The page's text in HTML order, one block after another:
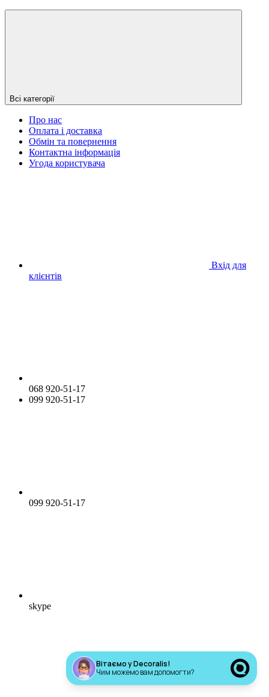
Всі категорії
Про нас
Оплата і доставка
Обмін та повернення
Контактна інформація
Угода користувача
Вхід для
клієнтів
068 920-51-17
099 920-51-17
099 920-51-17
skype
Вітаємо у Decoralis!
Чим можемо вам допомогти?